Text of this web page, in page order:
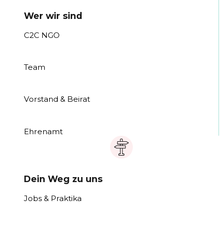
Wer wir sind
C2C NGO
Team
Vorstand & Beirat
Ehrenamt
Dein Weg zu uns
Jobs & Praktika